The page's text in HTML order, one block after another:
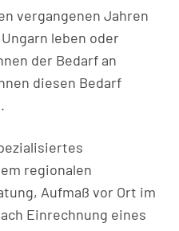
vergangenen Jahren
leben oder
der Bedarf an
diesen Bedarf
regionalen
Aufmaß vor Ort im
Einrechnung eines